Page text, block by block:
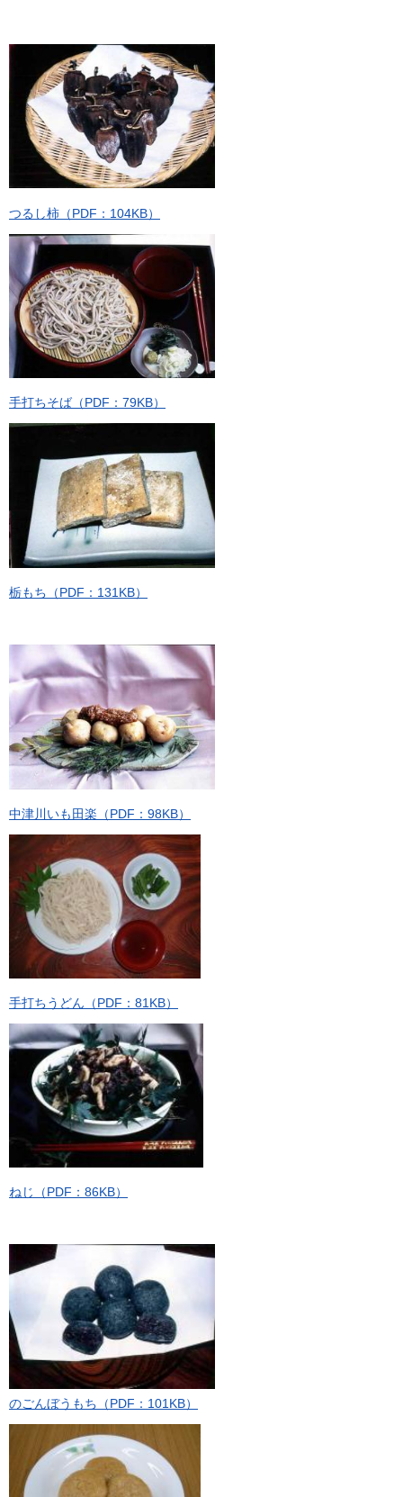
つるし柿（PDF：104KB）
手打ちそば（PDF：79KB）
栃もち（PDF：131KB）
中津川いも田楽（PDF：98KB）
手打ちうどん（PDF：81KB）
ねじ（PDF：86KB）
のごんぼうもち（PDF：101KB）